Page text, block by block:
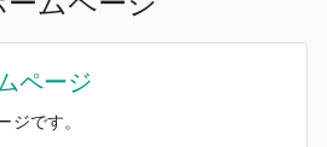
ページ
ジです。